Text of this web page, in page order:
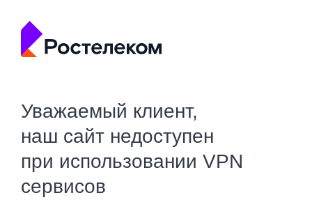
Уважаемый клиент,
наш сайт недоступен
при использовании VPN
сервисов